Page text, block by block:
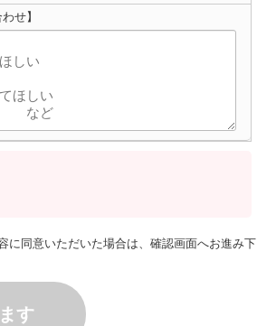
せ】
に同意いただいた場合は、確認画面へお進み下
す